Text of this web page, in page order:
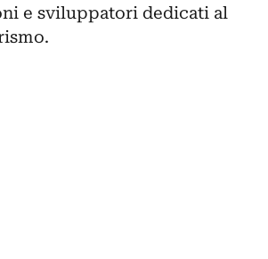
e sviluppatori dedicati al